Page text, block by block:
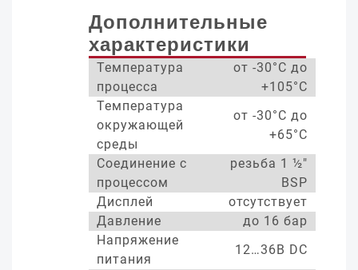
Дополнительные
характеристики
Температура
процесса
от -30°С до
+105°С
Температура
окружающей
среды
от -30°С до
+65°С
Соединение с
процессом
резьба 1 ½"
BSP
Дисплей
отсутствует
Давление
до 16 бар
Напряжение
питания
12…36В DC